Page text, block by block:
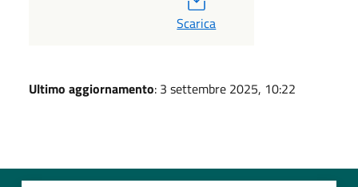
Scarica
Ultimo aggiornamento: 3 settembre 2025, 10:22